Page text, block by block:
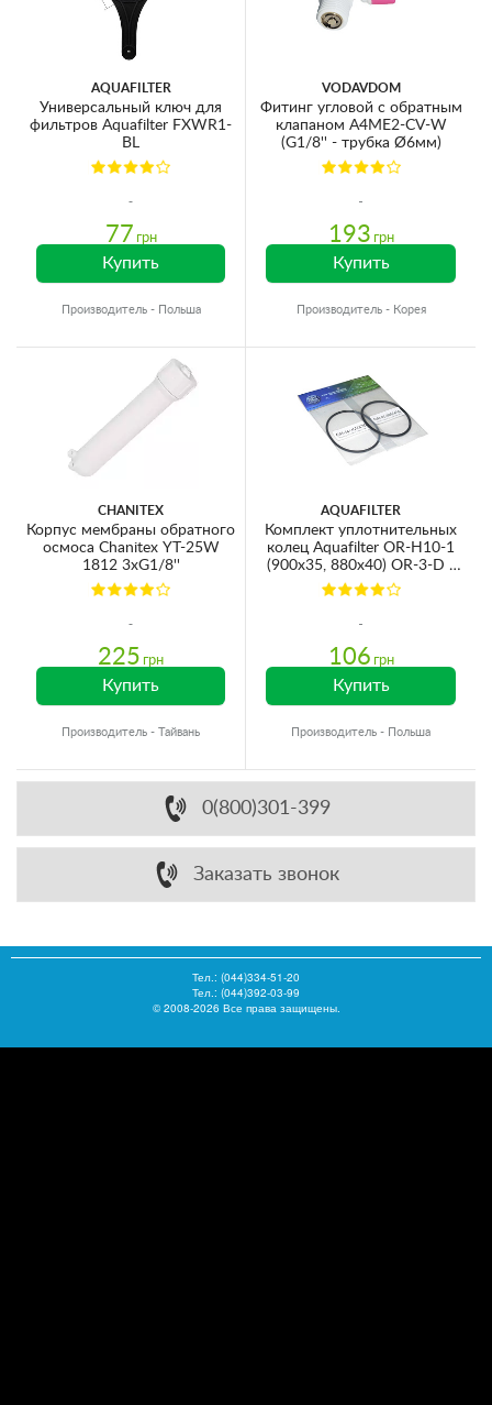
AQUAFILTER
Универсальный ключ для
фильтров Aquafilter FXWR1-
BL
77 грн
Купить
Производитель - Польша
VODAVDOM
Фитинг угловой с обратным
клапаном A4ME2-CV-W
(G1/8'' - трубка Ø6мм)
193 грн
Купить
Производитель - Корея
CHANITEX
Корпус мембраны обратного
осмоса Chanitex YT-25W
1812 3хG1/8''
225 грн
Купить
Производитель - Тайвань
AQUAFILTER
Комплект уплотнительных
колец Aquafilter OR-H10-1
(900x35, 880x40) OR-3-D /
OR-3-S
106 грн
Купить
Производитель - Польша
0(800)301-399
Заказать звонок
Тел.: (044)334-51-20
Тел.: (044)392-03-99
© 2008-2026 Все права защищены.